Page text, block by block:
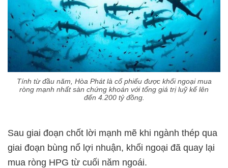
Tính từ đầu năm, Hòa Phát là cổ phiếu được khối ngoại mua
ròng mạnh nhất sàn chứng khoán với tổng giá trị luỹ kế lên
đến 4.200 tỷ đồng.
Sau giai đoạn chốt lời mạnh mẽ khi ngành thép qua
giai đoạn bùng nổ lợi nhuận, khối ngoại đã quay lại
mua ròng HPG từ cuối năm ngoái.